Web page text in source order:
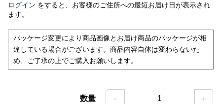
ログイン をすると、お客様のご住所への最短お届け日が表示され
ます。
パッケージ変更により商品画像とお届け商品のパッケージが相
違している場合がございます。商品内容自体は変わらないた
め、ご了承の上でご購入お願いします。
数量 － 1 ＋